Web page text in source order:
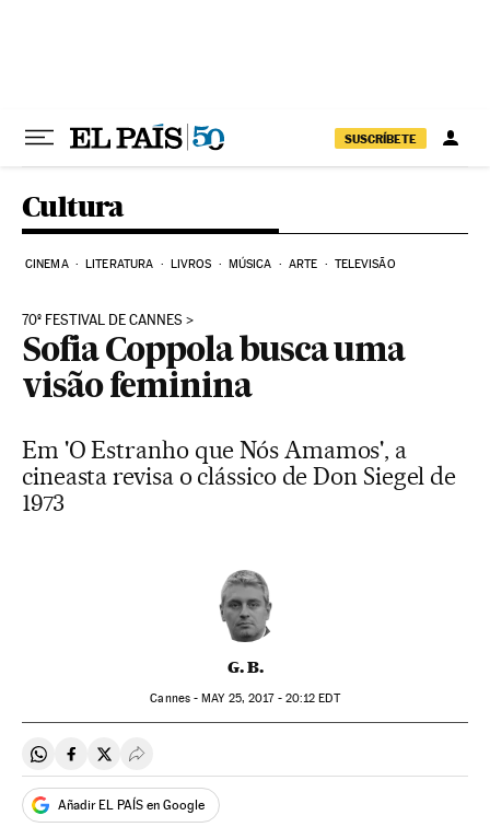
SUSCRÍBETE
Cultura
CINEMA LITERATURA LIVROS MÚSICA ARTE TELEVISÃO
70º FESTIVAL DE CANNES
Sofia Coppola busca uma
visão feminina
Em 'O Estranho que Nós Amamos', a
cineasta revisa o clássico de Don Siegel de
1973
G. B.
Cannes -MAY25, 2017 - 20:12 EDT
Compartir en Whatsapp
Compartir en Facebook
Compartir en Twitter
Desplegar Redes Sociales
Añadir EL PAÍS en Google